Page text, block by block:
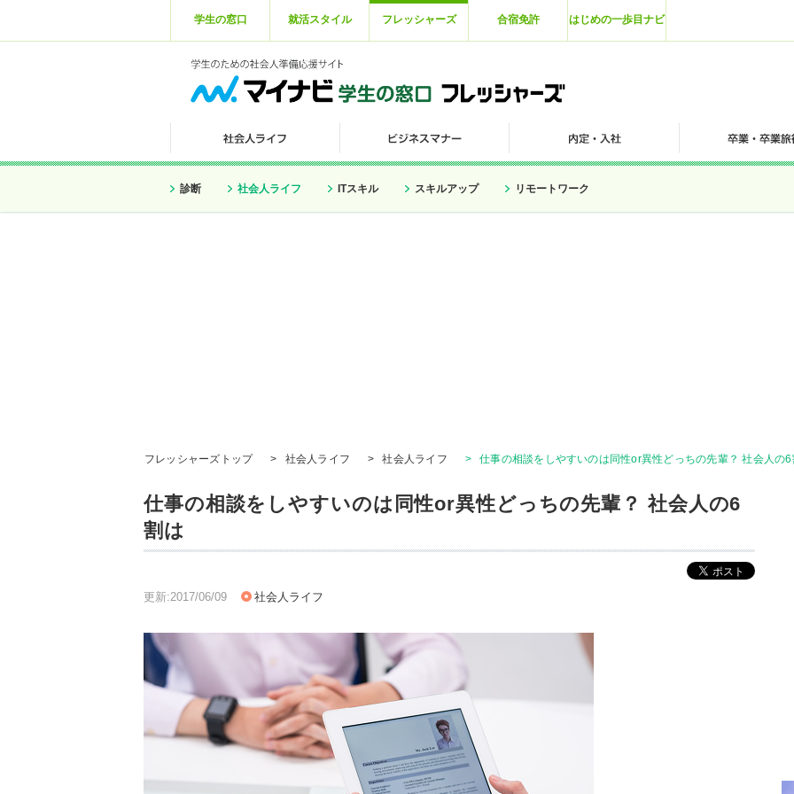
学生の窓口 就活スタイル フレッシャーズ 合宿免許 はじめの一歩目ナビ
診断 社会人ライフ ITスキル スキルアップ リモートワーク
フレッシャーズトップ > 社会人ライフ > 社会人ライフ > 仕事の相談をしやすいのは同性or異性どっちの先輩？ 社会人の6
仕事の相談をしやすいのは同性or異性どっちの先輩？ 社会人の6
割は
更新:2017/06/09 社会人ライフ